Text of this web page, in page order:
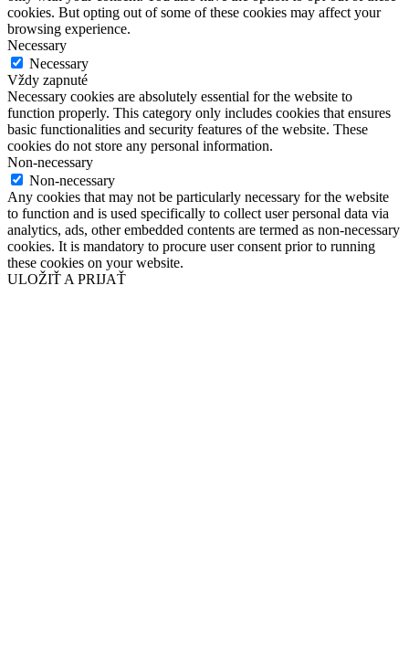
cookies. But opting out of some of these cookies may affect your
browsing experience.
Necessary
Necessary
Vždy zapnuté
Necessary cookies are absolutely essential for the website to
function properly. This category only includes cookies that ensures
basic functionalities and security features of the website. These
cookies do not store any personal information.
Non-necessary
Non-necessary
Any cookies that may not be particularly necessary for the website
to function and is used specifically to collect user personal data via
analytics, ads, other embedded contents are termed as non-necessary
cookies. It is mandatory to procure user consent prior to running
these cookies on your website.
ULOŽIŤ A PRIJAŤ